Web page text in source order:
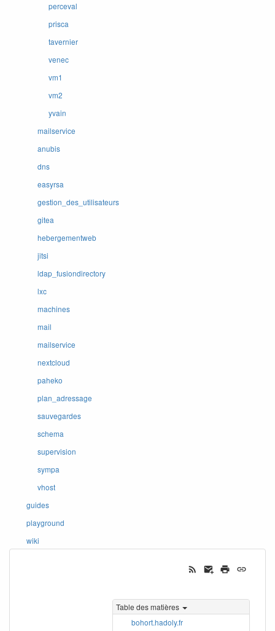
perceval
prisca
tavernier
venec
vm1
vm2
yvain
mailservice
anubis
dns
easyrsa
gestion_des_utilisateurs
gitea
hebergementweb
jitsi
ldap_fusiondirectory
lxc
machines
mail
mailservice
nextcloud
paheko
plan_adressage
sauvegardes
schema
supervision
sympa
vhost
guides
playground
wiki
Table des matières
bohort.hadoly.fr